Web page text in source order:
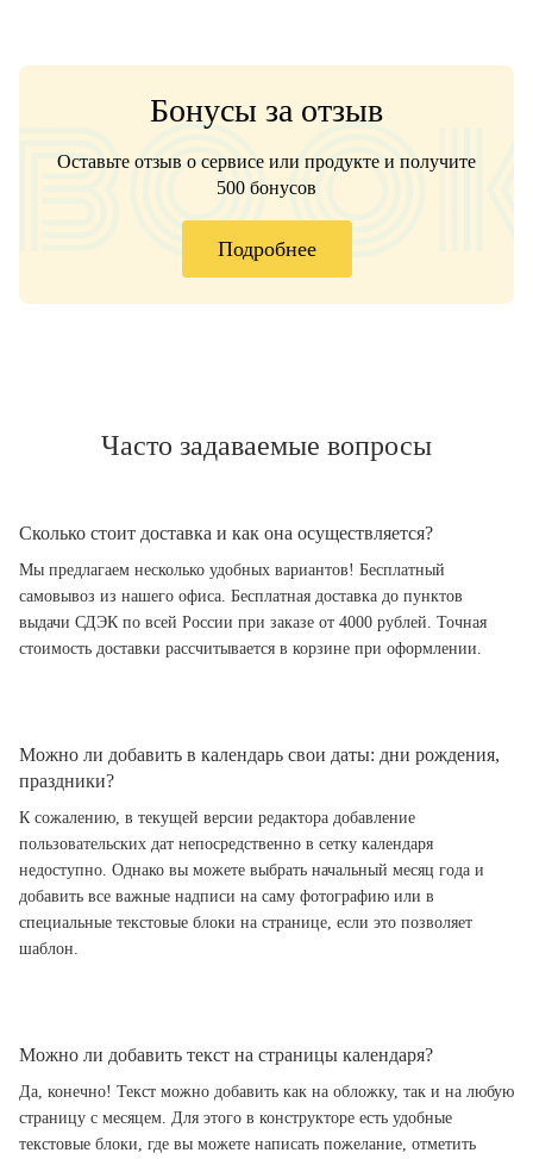
Бонусы за отзыв
Оставьте отзыв о сервисе или продукте и получите
500 бонусов
Подробнее
Часто задаваемые вопросы
Сколько стоит доставка и как она осуществляется?
Мы предлагаем несколько удобных вариантов! Бесплатный
самовывоз из нашего офиса. Бесплатная доставка до пунктов
выдачи СДЭК по всей России при заказе от 4000 рублей. Точная
стоимость доставки рассчитывается в корзине при оформлении.
Можно ли добавить в календарь свои даты: дни рождения,
праздники?
К сожалению, в текущей версии редактора добавление
пользовательских дат непосредственно в сетку календаря
недоступно. Однако вы можете выбрать начальный месяц года и
добавить все важные надписи на саму фотографию или в
специальные текстовые блоки на странице, если это позволяет
шаблон.
Можно ли добавить текст на страницы календаря?
Да, конечно! Текст можно добавить как на обложку, так и на любую
страницу с месяцем. Для этого в конструкторе есть удобные
текстовые блоки, где вы можете написать пожелание, отметить